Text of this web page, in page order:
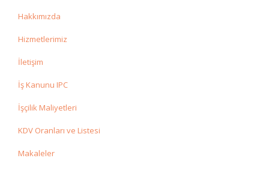
Hakkımızda
Hizmetlerimiz
İletişim
İş Kanunu IPC
İşçilik Maliyetleri
KDV Oranları ve Listesi
Makaleler